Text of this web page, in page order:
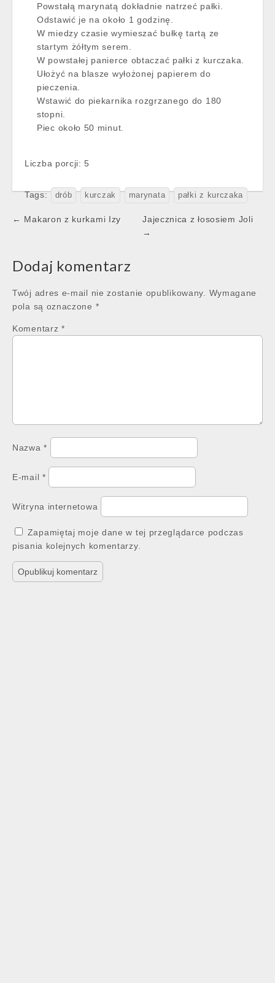
Powstałą marynatą dokładnie natrzeć pałki.
Odstawić je na około 1 godzinę.
W miedzy czasie wymieszać bułkę tartą ze
startym żółtym serem.
W powstałej panierce obtaczać pałki z kurczaka.
Ułożyć na blasze wyłożonej papierem do
pieczenia.
Wstawić do piekarnika rozgrzanego do 180
stopni.
Piec około 50 minut.
Liczba porcji: 5
Tags: drób kurczak marynata pałki z kurczaka
Post
← Makaron z kurkami Izy
Jajecznica z łososiem Joli
→
Dodaj komentarz
Twój adres e-mail nie zostanie opublikowany.
Wymagane
pola są oznaczone *
Komentarz *
Nazwa*
E-mail *
Witryna internetowa
Zapamiętaj moje dane w tej przeglądarce podczas
pisania kolejnych komentarzy.